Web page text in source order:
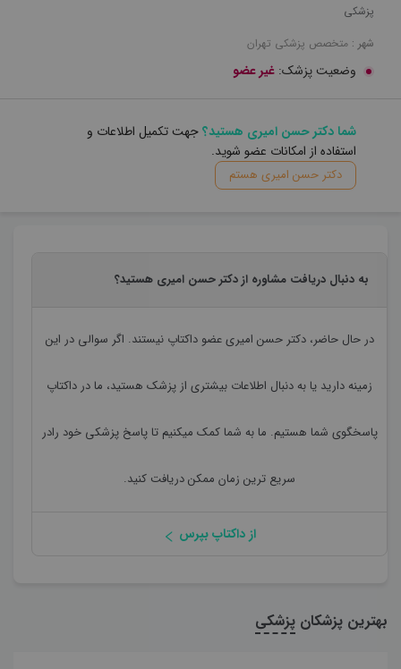
پزشکی
شهر : متخصص پزشکی تهران
وضعیت پزشک: غیر عضو
شما دکتر حسن امیری هستید؟جهت تکمیل اطلاعات و
استفاده از امکانات عضو شوید.
دکتر حسن امیری هستم
به دنبال دریافت مشاوره از دکتر حسن امیری هستید؟
در حال حاضر،دکتر حسن امیریعضو داکتاپ نیستند. اگر سوالی در این
زمینه دارید یا به دنبال اطلاعات بیشتری از پزشک هستید، ما در داکتاپ
پاسخگوی شما هستیم. ما به شما کمک میکنیم تا پاسخ پزشکی خود رادر
سریع ترین زمان ممکن دریافت کنید.
از داکتاپ بپرس
بهترین پزشکان پزشکی